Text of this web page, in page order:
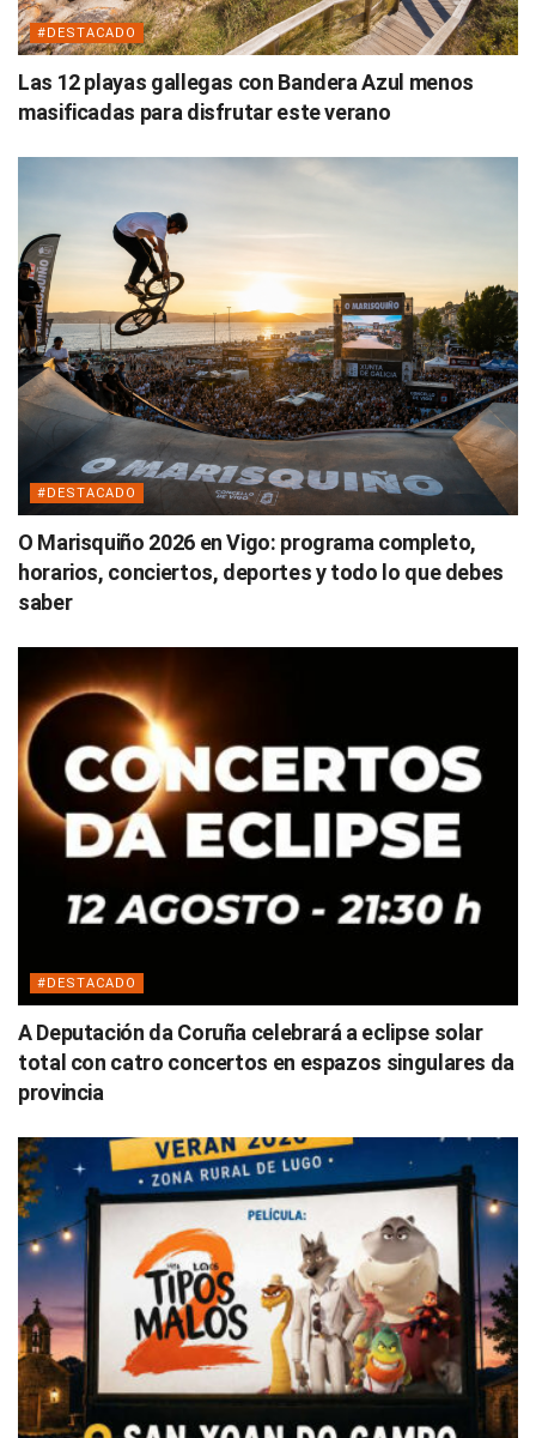
#DESTACADO
Las 12 playas gallegas con Bandera Azul menos
masificadas para disfrutar este verano
#DESTACADO
O Marisquiño 2026 en Vigo: programa completo,
horarios, conciertos, deportes y todo lo que debes
saber
#DESTACADO
A Deputación da Coruña celebrará a eclipse solar
total con catro concertos en espazos singulares da
provincia